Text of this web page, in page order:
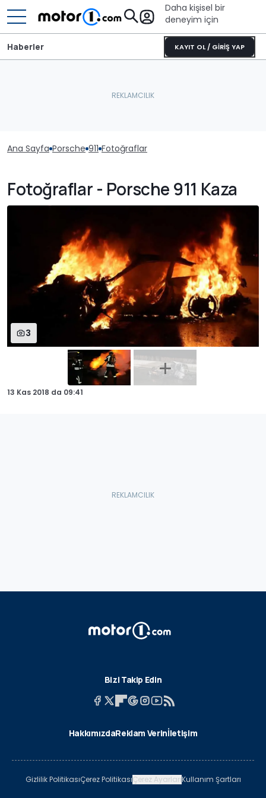
Daha kişisel bir
deneyim için
KAYIT OL / GİRİŞ YAP
Haberler
Ana Sayfa Porsche 911 Fotoğraflar
Fotoğraflar - Porsche 911 Kaza
3
13 Kas 2018 da 09:41
Bizi Takip Edin
HakkımızdaReklam Verinİletişim
Gizlilik PolitikasıÇerez PolitikasıÇerez AyarlarıKullanım Şartları